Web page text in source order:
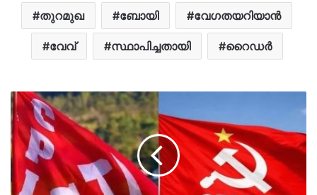
തുറമുഖ ബോയി വേഗതയറിയാൻ
വേവ് സ്ഥാപിച്ചതായി റൈഡർ